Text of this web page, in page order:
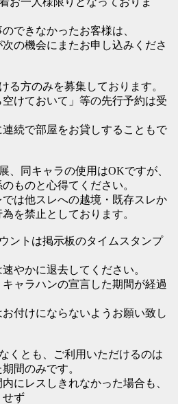
できなかったお客様は、
の機会にまたお申し込みくださ
る方のみを募集しております。
空けておいて」等の先行予約は受
続で部屋をお貸しすることもで
、同キャラの使用はOKですが、
ものと心得てください。
は他スレへの越境・既存スレか
を禁止としております。
ントは掲示板のタイムスタンプ
やかに退去してください。
ャラハンの宣言した期間が経過
付けにならないようお願い致し
くとも、ご利用いただけるのは
間のみです。
にレスしきれなかった場合も、
せず